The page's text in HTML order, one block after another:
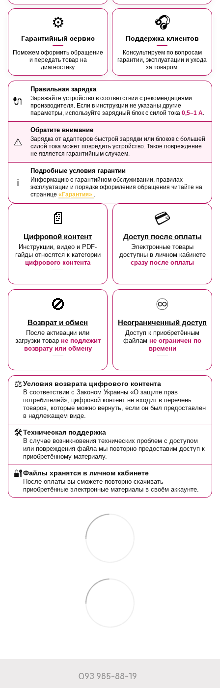
⚙️
Гарантийный сервис
Поможем оформить обращение
и передать товар на
диагностику.
🎧
Поддержка клиентов
Консультируем по вопросам
гарантии, эксплуатации и ухода
за товаром.
🔌
Правильная зарядка
Заряжайте устройство в соответствии с рекомендациями
производителя. Если в инструкции не указаны другие
параметры, используйте зарядный блок с силой тока 0,5–1 А.
⚠️
Обратите внимание
Зарядка от адаптеров быстрой зарядки или блоков с большей
силой тока может повредить устройство. Такое повреждение
не является гарантийным случаем.
ℹ️
Подробные условия гарантии
Информацию о гарантийном обслуживании, правилах
эксплуатации и порядке оформления обращения читайте на
странице «Гарантия» .
📄
Цифровой контент
Инструкции, видео и PDF-
гайды относятся к категории
цифрового контента
💳
Доступ после оплаты
Электронные товары
доступны в личном кабинете
сразу после оплаты
🚫
Возврат и обмен
После активации или
загрузки товар не подлежит
возврату или обмену
♾️
Неограниченный доступ
Доступ к приобретённым
файлам не ограничен по
времени
⚖️Условия возврата цифрового контента
В соответствии с Законом Украины «О защите прав
потребителей», цифровой контент не входит в перечень
товаров, которые можно вернуть, если он был предоставлен
в надлежащем виде.
🛠️Техническая поддержка
В случае возникновения технических проблем с доступом
или повреждения файла мы повторно предоставим доступ к
приобретённому материалу.
🔐Файлы хранятся в личном кабинете
После оплаты вы сможете повторно скачивать
приобретённые электронные материалы в своём аккаунте.
093 985-88-19